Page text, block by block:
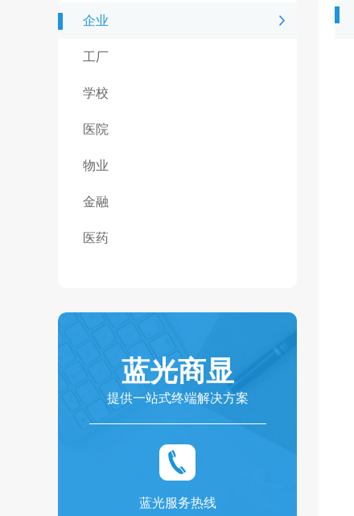
企业
工厂
学校
医院
物业
金融
医药
蓝光商显
提供一站式终端解决方案
蓝光服务热线